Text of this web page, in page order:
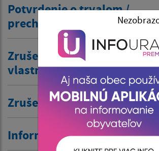
Potvrdenie o trvalom /
prechodnom pobyte
Zrušenie trvalého pobytu
vlastníka budovy
Zrušenie prechodného
Informovanie o pobyte v